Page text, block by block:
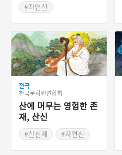
이 아니다. 흔히 뱀신앙이라
부르는 것인데 일부 학자들
은 뱀신은 제주도의 가장 원
초적이자 중심이 되는 신으
로 평가한다. 제주도에는 뱀
과 관련된 다양한 설화가 전
승된다. 제주도에서 뱀을 마
을신으로 모시고 있는 대표
적인 당집이 바로 남제주군
표선면 토산리이다. 또 다른
신앙처는 제주시 한경면 고
산리에 위치한 차귀당(遮歸
堂)이다. 그리고 제주도에는
뱀과 관련된 놀이도 전해오
는데 바로 뱀장사놀이다. 이
놀이는 사악한 뱀을 죽인 다
음, 사람을 구하는 약으로
#자연신
#동물신
전국
한국문화원연합회
산에 머무는 영험한 존
재, 산신
#산신제
#자연신